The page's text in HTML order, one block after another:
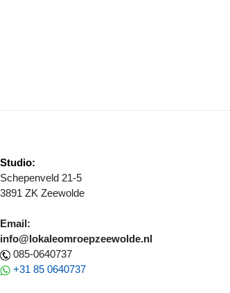
VERDERE SAMENWERKING
Studio:
Schepenveld 21-5
3891 ZK Zeewolde
Email:
info@lokaleomroepzeewolde.nl
085-0640737
+31 85 0640737